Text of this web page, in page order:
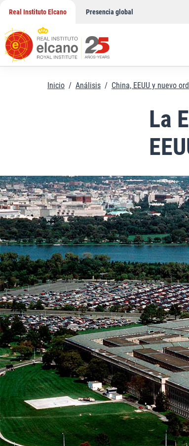
contenido
Real Instituto Elcano Presencia global
Inicio / Análisis / China, EEUU y nuevo
La